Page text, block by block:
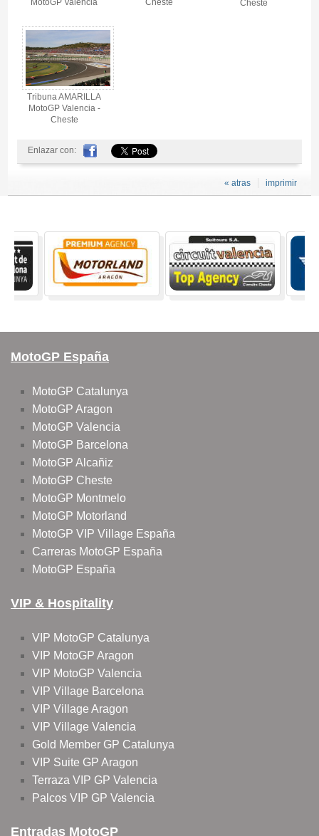
MotoGP Valencia Cheste Cheste
Tribuna AMARILLA
MotoGP Valencia -
Cheste
Enlazar con:
imprimir
« atras
MotoGP España
MotoGP Catalunya
MotoGP Aragon
MotoGP Valencia
MotoGP Barcelona
MotoGP Alcañiz
MotoGP Cheste
MotoGP Montmelo
MotoGP Motorland
MotoGP VIP Village España
Carreras MotoGP España
MotoGP España
VIP & Hospitality
VIP MotoGP Catalunya
VIP MotoGP Aragon
VIP MotoGP Valencia
VIP Village Barcelona
VIP Village Aragon
VIP Village Valencia
Gold Member GP Catalunya
VIP Suite GP Aragon
Terraza VIP GP Valencia
Palcos VIP GP Valencia
Entradas MotoGP